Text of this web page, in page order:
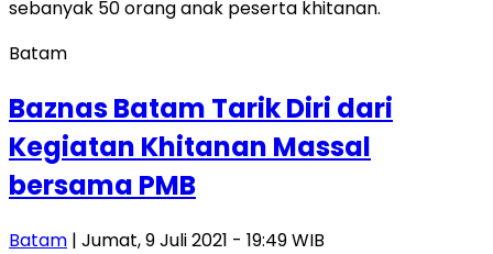
Batam
Baznas Batam Tarik Diri dari
Kegiatan Khitanan Massal
bersama PMB
Batam | Jumat, 9 Juli 2021 - 19:49 WIB